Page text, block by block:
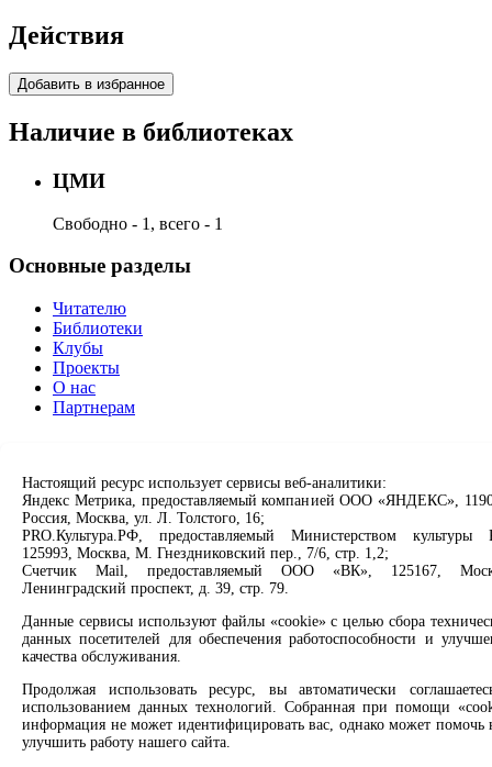
Действия
Добавить в избранное
Наличие в библиотеках
ЦМИ
Свободно - 1, всего - 1
Основные разделы
Читателю
Библиотеки
Клубы
Проекты
О нас
Партнерам
Продлить книгу
Спроси библиотекаря
Спроси краеведа
Оцените качество услуг
Направить обращение директору
Соцсети
Вконтакте
Max
Rutube
Настоящий ресурс использует сервисы веб-аналитики:
Яндекс Метрика, предоставляемый компанией ООО «ЯНДЕКС»,
Россия, Москва, ул. Л. Толстого, 16;
PRO.Культура.РФ, предоставляемый Министерством культуры
125993, Москва, М. Гнездниковский пер., 7/6, стр. 1,2;
Счетчик Mail, предоставляемый ООО «ВК», 125167,
Ленинградский проспект, д. 39, стр. 79.
Данные сервисы используют файлы «cookie» с целью сбора
данных посетителей для обеспечения работоспособности и
качества обслуживания.
Продолжая использовать ресурс, вы автоматически
использованием данных технологий. Собранная при помощи
информация не может идентифицировать вас, однако может помочь
улучшить работу нашего сайта.